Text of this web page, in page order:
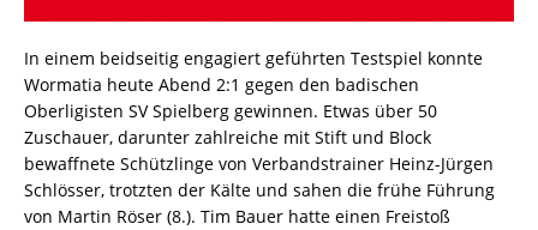
In einem beidseitig engagiert geführten Testspiel konnte
Wormatia heute Abend 2:1 gegen den badischen
Oberligisten SV Spielberg gewinnen. Etwas über 50
Zuschauer, darunter zahlreiche mit Stift und Block
bewaffnete Schützlinge von Verbandstrainer Heinz-Jürgen
Schlösser, trotzten der Kälte und sahen die frühe Führung
von Martin Röser (8.). Tim Bauer hatte einen Freistoß